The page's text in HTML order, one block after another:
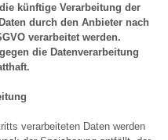
künftige Verarbeitung der
durch den Anbieter nach
verarbeitet werden.
die Datenverarbeitung
verarbeiteten Daten werden